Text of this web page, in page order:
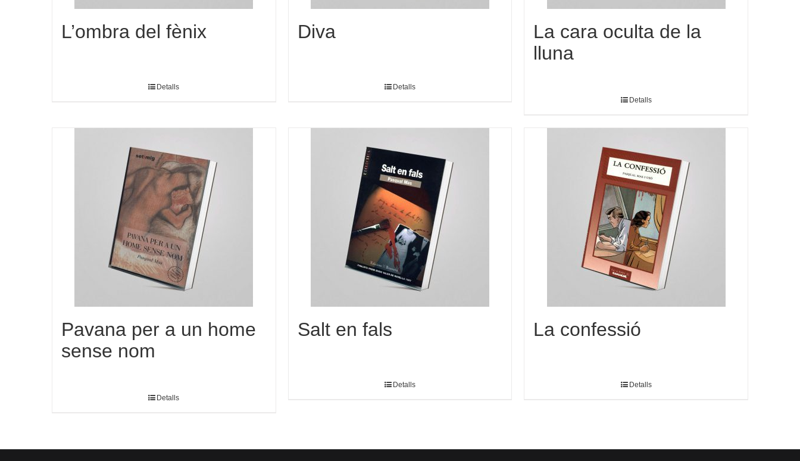
L’ombra del fènix
Detalls
Diva
Detalls
La cara oculta de la
lluna
Detalls
Pavana per a un home
sense nom
Detalls
Salt en fals
Detalls
La confessió
Detalls